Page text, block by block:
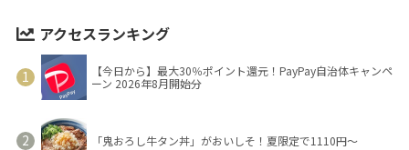
アクセスランキング
【今日から】最大30％ポイント還元！PayPay自治体キャンペ
ーン 2026年8月開始分
「鬼おろし牛タン丼」がおいしそ！夏限定で1110円～